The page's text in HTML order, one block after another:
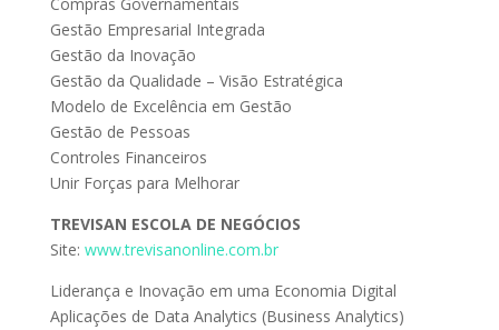
Gestão Empresarial Integrada
Gestão da Inovação
Gestão da Qualidade – Visão Estratégica
Modelo de Excelência em Gestão
Gestão de Pessoas
Controles Financeiros
Unir Forças para Melhorar
TREVISAN ESCOLA DE NEGÓCIOS
Site: www.trevisanonline.com.br
Liderança e Inovação em uma Economia Digital
Aplicações de Data Analytics (Business Analytics)